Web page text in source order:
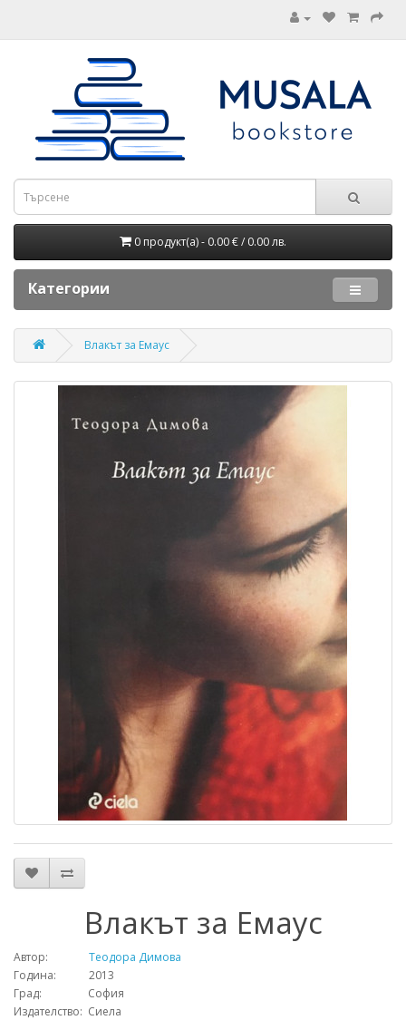
0 продукт(а) - 0.00 € / 0.00 лв.
Категории
Влакът за Емаус
Влакът за Емаус
Автор:
Теодора Димова
Година: 2013
Град: София
Издателство: Сиела